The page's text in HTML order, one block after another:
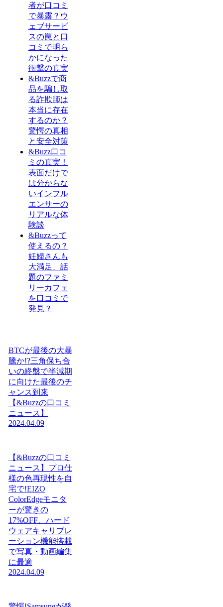
者が口コミ
で暴露？ウ
ェブサービ
スの罠と口
コミで明ら
かになった
衝撃の真実
&Buzzで商
品を騙し取
る詐欺師は
本当に存在
するのか？
驚愕の真相
と安全対策
&Buzz口コ
ミの真実！
表面だけで
は分からな
いインフル
エンサーの
リアルな体
験談
&Buzzって
使えるの？
妊婦さんも
大満足、話
題のファミ
リーカフェ
を口コミで
発見？
BTCが最後の大暴
騰か!?三角保ち合
いの終盤で半減期
に向けた最後のチ
ャンス到来
【&Buzzの口コミ
ニュース】
2024.04.09
【&Buzzの口コミ
ニュース】プロ仕
様の色再現性を自
宅で!EIZO
ColorEdgeモニタ
ーが驚きの
17%OFF、ハード
ウェアキャリブレ
ーション機能搭載
で写真・動画編集
に最適
2024.04.09